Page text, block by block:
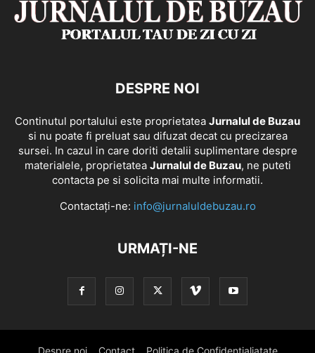
DESPRE NOI
Continutul portalului este proprietatea Jurnalul de Buzau
si nu poate fi preluat sau difuzat decat cu precizarea
sursei. In cazul in care doriti detalii suplimentare despre
materialele, proprietatea Jurnalul de Buzau, ne puteti
contacta pe si solicita mai multe informatii.
Contactați-ne: info@jurnaluldebuzau.ro
URMAȚI-NE
Despre noi Contact Politica de Confidentialiatate